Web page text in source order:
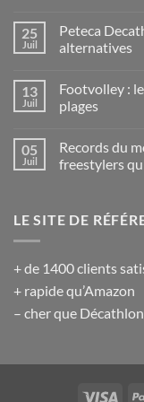
sur
Le
Sipa
plumfoot
philippin,
un
méconnu
25
Juil
Peteca
alternatives
sur
Peteca
Decathlon
vaut-
elle
?
13
Juil
Footvolley :
plages
sur
Footvolley
brésilien
qui
plages
05
Juil
Records du
freestylers
Records
du
jonglage
au
football
:
les
freestylers
l’histoire
LE SITE DE
+ de 1400 clients
+ rapide qu’Amazon
– cher que Décathlon
Visa